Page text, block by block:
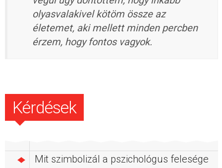
olyasvalakivel kötöm össze az
életemet, aki mellett minden percben
érzem, hogy fontos vagyok.
Kérdések
Mit szimbolizál a pszichológus felesége